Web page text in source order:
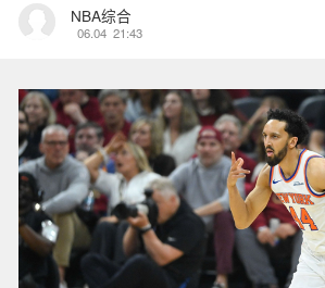
NBA综合
06.04 21:43